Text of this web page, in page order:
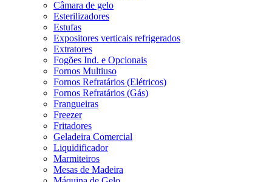
Câmara de gelo
Esterilizadores
Estufas
Expositores verticais refrigerados
Extratores
Fogões Ind. e Opcionais
Fornos Multiuso
Fornos Refratários (Elétricos)
Fornos Refratários (Gás)
Frangueiras
Freezer
Fritadores
Geladeira Comercial
Liquidificador
Marmiteiros
Mesas de Madeira